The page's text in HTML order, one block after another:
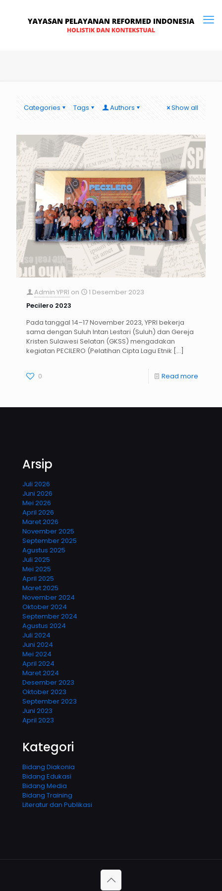
Categories Tags Authors Show all
Admin YPRI on
1 Desember 2023
Pecilero 2023
Pada tanggal 14–17 November 2023, YPRI bekerja
sama dengan Suluh Intan Lestari (Suluh) dan Gereja
Kristen Sulawesi Selatan (GKSS) mengadakan
kegiatan PECILERO (Pelatihan Cipta Lagu Etnik […]
0 Read more
Arsip
Juli 2026
Juni 2026
Mei 2026
April 2026
Maret 2026
November 2025
September 2025
Agustus 2025
Juli 2025
Mei 2025
April 2025
Maret 2025
November 2024
Oktober 2024
September 2024
Agustus 2024
Juli 2024
Juni 2024
Mei 2024
April 2024
Maret 2024
Desember 2023
Oktober 2023
September 2023
Juni 2023
April 2023
Kategori
Bidang Diakonia
Bidang Edukasi
Bidang Media
Bidang Training
Literatur dan Publikasi